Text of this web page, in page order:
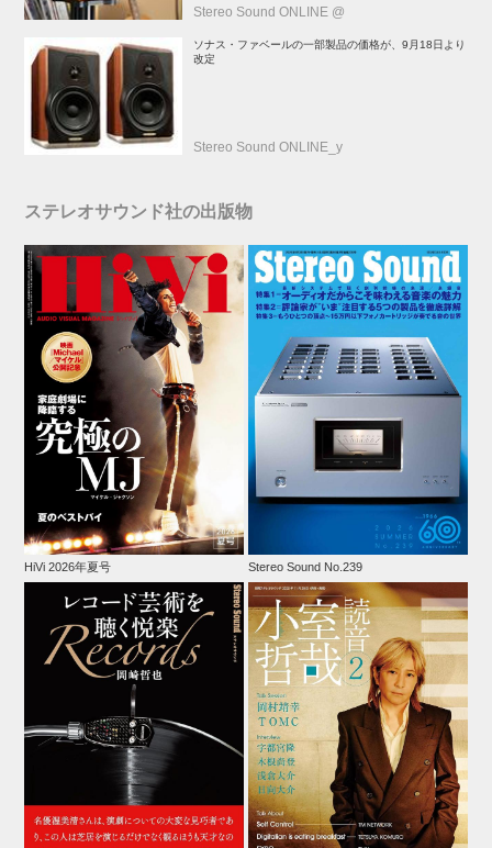
Stereo Sound ONLINE @
ソナス・ファベールの一部製品の価格が、9月18日より
改定
Stereo Sound ONLINE_y
ステレオサウンド社の出版物
HiVi 2026年夏号 Stereo Sound No.239